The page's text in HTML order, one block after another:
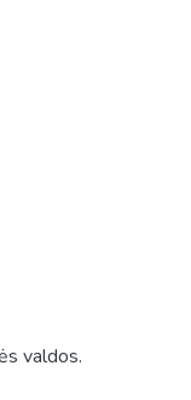
valdos.